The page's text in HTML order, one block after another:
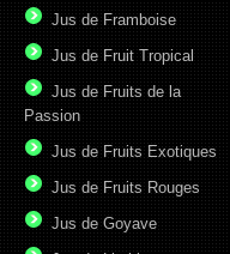
Jus de Framboise
Jus de Fruit Tropical
Jus de Fruits de la
Passion
Jus de Fruits Exotiques
Jus de Fruits Rouges
Jus de Goyave